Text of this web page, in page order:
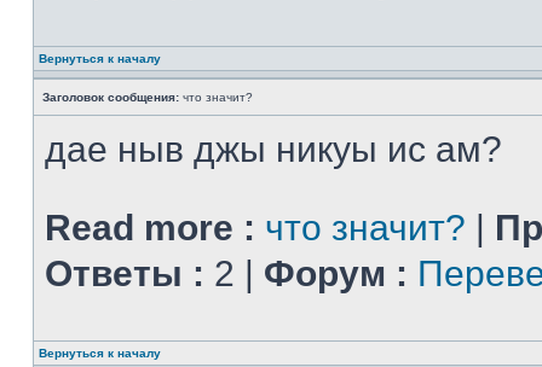
Вернуться к началу
Заголовок сообщения: что значит?
дае ныв джы никуы ис ам?
Read more : что значит? |
Ответы : 2 | Форум :
Вернуться к началу